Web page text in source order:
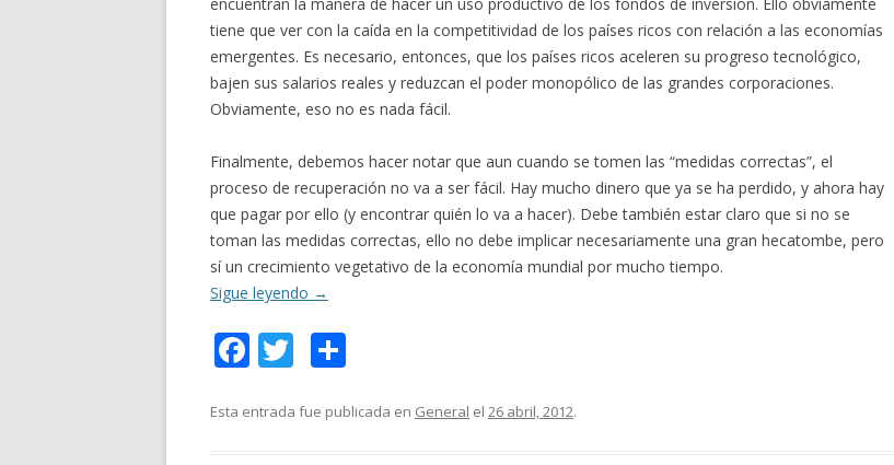
tiene que ver con la caída en la competitividad de los países ricos con relación a las economías
emergentes. Es necesario, entonces, que los países ricos aceleren su progreso tecnológico,
bajen sus salarios reales y reduzcan el poder monopólico de las grandes corporaciones.
Obviamente, eso no es nada fácil.
Finalmente, debemos hacer notar que aun cuando se tomen las “medidas correctas”, el
proceso de recuperación no va a ser fácil. Hay mucho dinero que ya se ha perdido, y ahora hay
que pagar por ello (y encontrar quién lo va a hacer). Debe también estar claro que si no se
toman las medidas correctas, ello no debe implicar necesariamente una gran hecatombe, pero
sí un crecimiento vegetativo de la economía mundial por mucho tiempo.
Sigue leyendo →
F
e
T
itt m
Esta entrada fue publicada en General el 26 abril, 2012.